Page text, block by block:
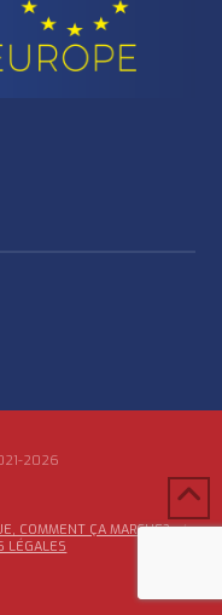
2026
COMMENT ÇA MARCHE?
LÉGALES